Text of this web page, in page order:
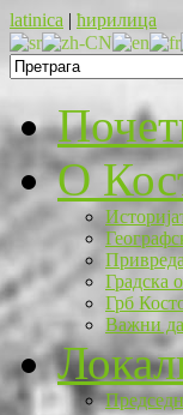
latinica | ћирилица
O
Градска
Грб
Важни